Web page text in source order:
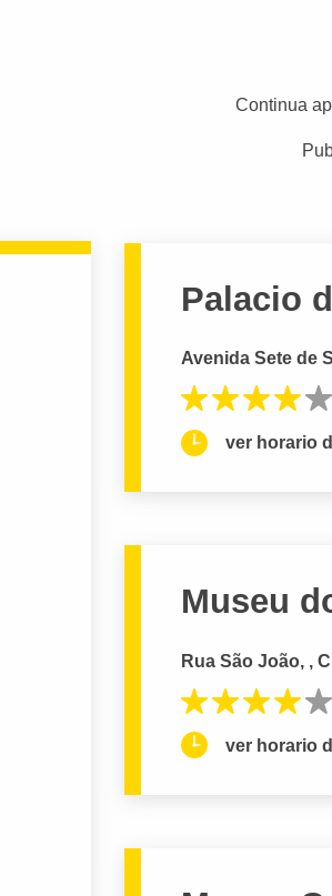
Continua
Palacio
Avenida Sete de
ver horario
Museu
Rua São João, ,
ver horario